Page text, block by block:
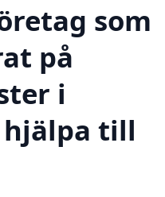
som
på
i
hjälpa till